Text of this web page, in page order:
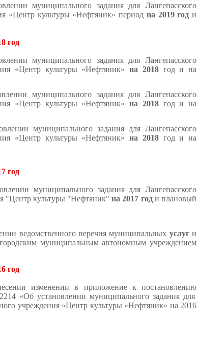
муниципального задания для Лангепасского
«Центр культуры «Нефтяник» период на 2019 год и
год
муниципального задания для Лангепасского
«Центр культуры «Нефтяник»на 2018год и на
муниципального задания для Лангепасского
«Центр культуры «Нефтяник»на 2018год и на
муниципального задания для Лангепасского
«Центр культуры «Нефтяник»на 2018год и на
год
муниципального задания для Лангепасского
"Центр культуры "Нефтяник"на 2017 годи плановый
ведомственного перечня муниципальных услуги
муниципальным автономным учреждением
год
изменении в приложение к постановлению
«Об установлении муниципального задания для
учреждения «Центр культуры «Нефтяник» на 2016